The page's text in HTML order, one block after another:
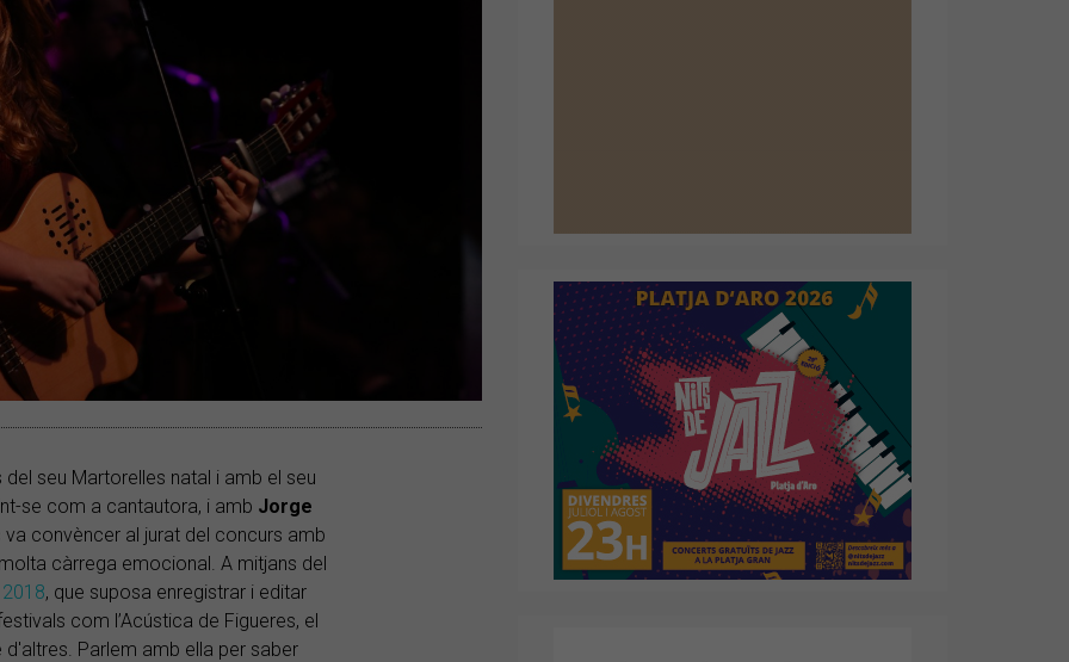
del seu Martorelles natal i amb el seu
se com a cantautora, i amb Jorge
convèncer al jurat del concurs amb
càrrega emocional. A mitjans del
, que suposa enregistrar i editar
com l’Acústica de Figueres, el
Parlem amb ella per saber